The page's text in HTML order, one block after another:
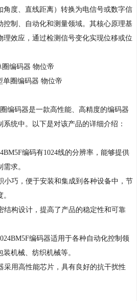
角度、直线距离）转换为电信号或数字信
控制、自动化和测量领域。其核心原理基
理效应，通过检测信号变化实现位移或位
圈编码器 物位帝
编码器是一款高性能、高精度的编码器
统中。以下是对该产品的详细介绍：
编码有1024线的分辨率，能够提供
求。
小巧，便于安装和集成到各种设备中，节
结构设计，提高了产品的稳定性和可靠
编码器适用于各种自动化控制领
机械、纺织机械等。
采用高性能芯片，具有良好的抗干扰性